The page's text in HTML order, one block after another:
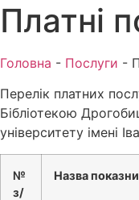
Платні
Головна - Послуги -
Перелік платних
Бібліотекою
університету імені
№
з/
Назва